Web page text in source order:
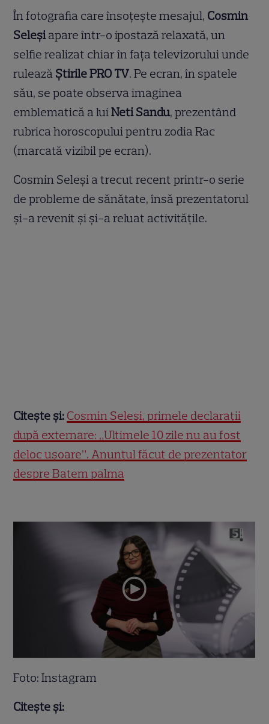
În fotografia care însoțește mesajul, Cosmin
Seleșiapare într-o ipostază relaxată, un
selfie realizat chiar în fața televizorului unde
rulează Știrile PRO TV. Pe ecran, în spatele
său, se poate observa imaginea
emblematică a luiNeti Sandu, prezentând
rubrica horoscopului pentru zodia Rac
(marcată vizibil pe ecran).
Cosmin Seleși a trecut recent printr-o serie
de probleme de sănătate, însă prezentatorul
și-a revenit și și-a reluat activitățile.
Citește și: Cosmin Seleși, primele declarații
după externare: „Ultimele 10 zile nu au fost
deloc ușoare”. Anunțul făcut de prezentator
despre Batem palma
Foto: Instagram
Citește și: